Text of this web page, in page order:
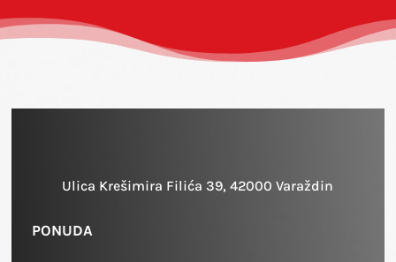
Ulica Krešimira Filića 39, 42000 Varaždin
PONUDA